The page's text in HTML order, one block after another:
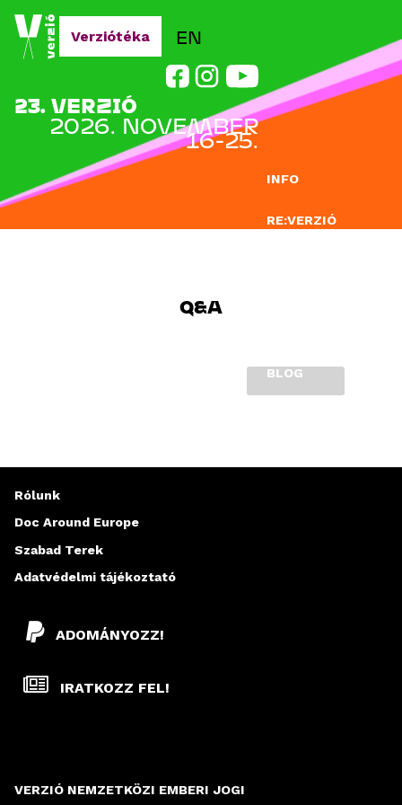
Jump to navigation
INFO
RE:VERZIÓ
BLOG
EN
23. VERZIÓ
2026. NOVEMBER
16-25.
Verziótéka
Q&A
VERZIÓ NEMZETKÖZI EMBERI JOGI
ADOMÁNYOZZ!
IRATKOZZ FEL!
Rólunk
Doc Around Europe
Szabad Terek
Adatvédelmi tájékoztató